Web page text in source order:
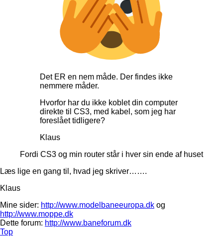
Det ER en nem måde. Der findes ikke
nemmere måder.
Hvorfor har du ikke koblet din computer
direkte til CS3, med kabel, som jeg har
foreslået tidligere?
Klaus
Fordi CS3 og min router står i hver sin ende af huset
Læs lige en gang til, hvad jeg skriver…….
Klaus
Mine sider: http://www.modelbaneeuropa.dk og
http://www.moppe.dk
Dette forum: http://www.baneforum.dk
Top